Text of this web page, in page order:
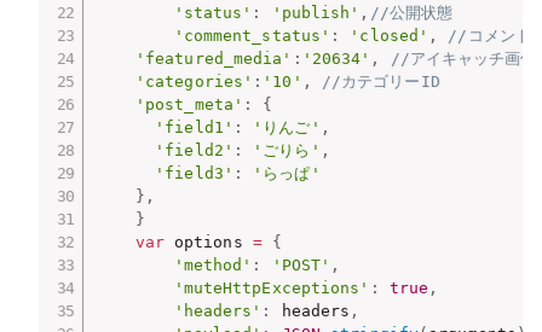
'status' : 'publish' , //公開状態
'comment_status' : 'closed' ,
//コメント
'featured_media' : '20634' ,
//アイキャッチ画
'categories' : '10' ,
//カテゴリーID
'post_meta' :
{
'field1' : 'りんご' ,
'field2' : 'ごりら' ,
'field3' :
'らっぱ'
} ,
}
var options =
{
'method' : 'POST' ,
'muteHttpExceptions' : true ,
'headers' : headers ,